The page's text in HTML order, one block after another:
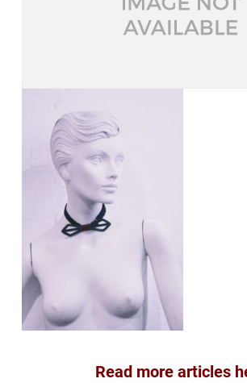
Read more articles